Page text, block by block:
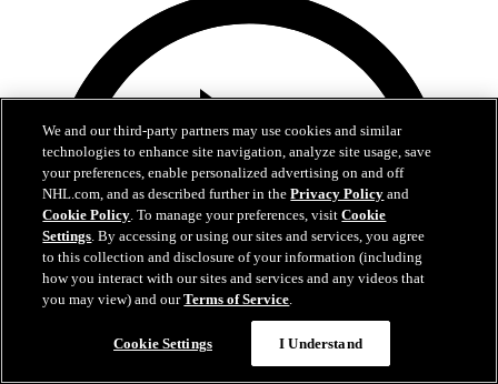
We and our third-party partners may use cookies and similar
technologies to enhance site navigation, analyze site usage, save
your preferences, enable personalized advertising on and off
NHL.com, and as described further in thePrivacy Policy and
Cookie Policy. To manage your preferences, visitCookie
Settings. By accessing or using our sites and services, you agree
to this collection and disclosure of your information (including
how you interact with our sites and services and any videos that
you may view) and ourTerms of Service.
Cookie Settings I Understand